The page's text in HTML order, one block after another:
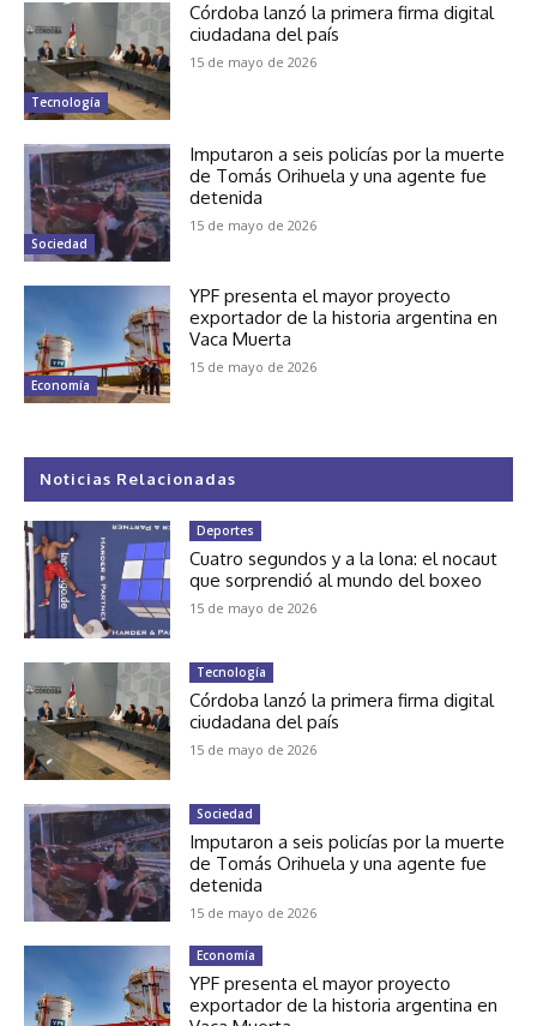
Tecnología
Córdoba lanzó la primera firma digital
ciudadana del país
15 de mayo de 2026
Sociedad
Imputaron a seis policías por la muerte
de Tomás Orihuela y una agente fue
detenida
15 de mayo de 2026
Economía
YPF presenta el mayor proyecto
exportador de la historia argentina en
Vaca Muerta
15 de mayo de 2026
Noticias Relacionadas
Deportes
Cuatro segundos y a la lona: el nocaut
que sorprendió al mundo del boxeo
15 de mayo de 2026
Tecnología
Córdoba lanzó la primera firma digital
ciudadana del país
15 de mayo de 2026
Sociedad
Imputaron a seis policías por la muerte
de Tomás Orihuela y una agente fue
detenida
15 de mayo de 2026
Economía
YPF presenta el mayor proyecto
exportador de la historia argentina en